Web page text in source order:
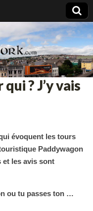
? J’y vais
évoquent les tours
Paddywagon
les avis sont
ou tu passes ton …